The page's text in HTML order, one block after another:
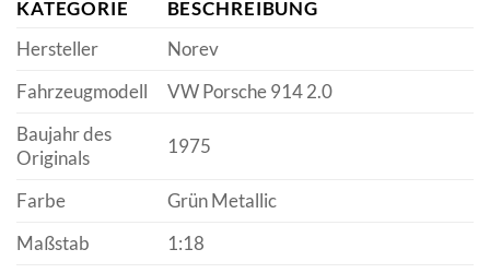
KATEGORIE
BESCHREIBUNG
Hersteller
Norev
Fahrzeugmodell
VW Porsche 914 2.0
Baujahr des
Originals
1975
Farbe
Grün Metallic
Maßstab
1:18